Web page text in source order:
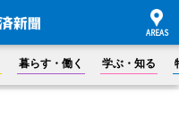
暮らす・働く 学ぶ・知る